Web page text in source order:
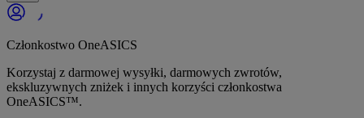
Członkostwo OneASICS
Korzystaj z darmowej wysyłki, darmowych zwrotów,
ekskluzywnych zniżek i innych korzyści członkostwa
OneASICS™.